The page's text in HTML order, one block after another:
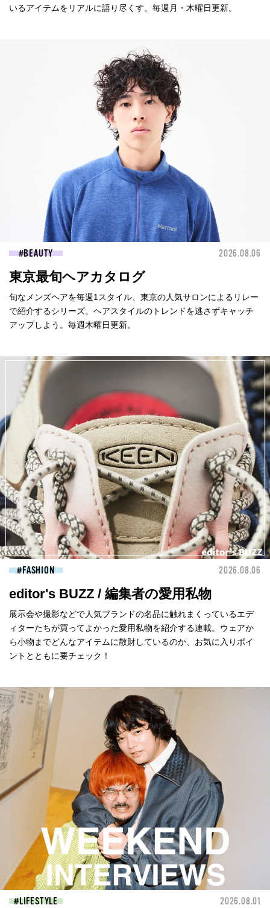
いるアイテムをリアルに語り尽くす。毎週月・木曜日更新。
BEAUTY 2026.08.06
東京最旬ヘアカタログ
旬なメンズヘアを毎週1スタイル、東京の人気サロンによるリレー
で紹介するシリーズ。ヘアスタイルのトレンドを逃さずキャッチ
アップしよう。毎週木曜日更新。
FASHION 2026.08.06
editor's BUZZ / 編集者の愛用私物
展示会や撮影などで人気ブランドの名品に触れまくっているエデ
ィターたちが買ってよかった愛用私物を紹介する連載。ウェアか
ら小物までどんなアイテムに散財しているのか、お気に入りポイ
ントとともに要チェック！
LIFESTYLE 2026.08.01